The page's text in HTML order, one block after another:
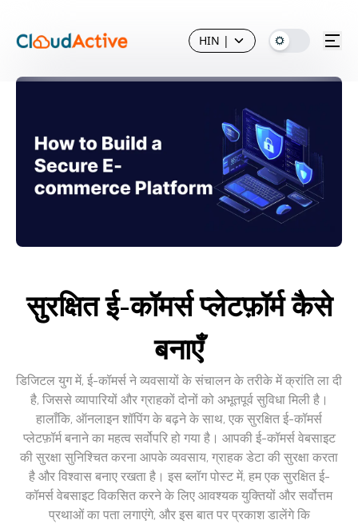
HIN |
सुरक्षित ई-कॉमर्स प्लेटफ़ॉर्म कैसे
बनाएँ
डिजिटल युग में, ई-कॉमर्स ने व्यवसायों के संचालन के तरीके में क्रांति ला दी
है, जिससे व्यापारियों और ग्राहकों दोनों को अभूतपूर्व सुविधा मिली है।
हालाँकि, ऑनलाइन शॉपिंग के बढ़ने के साथ, एक सुरक्षित ई-कॉमर्स
प्लेटफ़ॉर्म बनाने का महत्व सर्वोपरि हो गया है। आपकी ई-कॉमर्स वेबसाइट
की सुरक्षा सुनिश्चित करना आपके व्यवसाय, ग्राहक डेटा की सुरक्षा करता
है और विश्वास बनाए रखता है। इस ब्लॉग पोस्ट में, हम एक सुरक्षित ई-
कॉमर्स वेबसाइट विकसित करने के लिए आवश्यक युक्तियों और सर्वोत्तम
प्रथाओं का पता लगाएंगे, और इस बात पर प्रकाश डालेंगे कि